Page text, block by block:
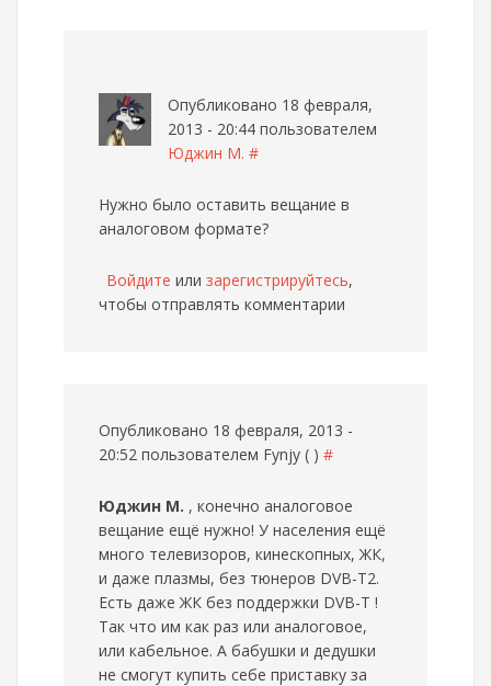
Опубликовано 18 февраля,
2013 - 20:44 пользователем
Юджин М. #
Нужно было оставить вещание в
аналоговом формате?
Войдите или зарегистрируйтесь,
чтобы отправлять комментарии
Опубликовано 18 февраля, 2013 -
20:52 пользователем Fynjy ( ) #
Юджин М. , конечно аналоговое
вещание ещё нужно! У населения ещё
много телевизоров, кинескопных, ЖК,
и даже плазмы, без тюнеров DVB-T2.
Есть даже ЖК без поддержки DVB-T !
Так что им как раз или аналоговое,
или кабельное. А бабушки и дедушки
не смогут купить себе приставку за